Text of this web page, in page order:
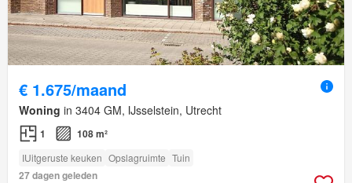
€ 1.675/maand
Woning in 3404 GM, IJsselstein, Utrecht
1 108 m²
IUitgeruste keuken Opslagruimte Tuin
27 dagen geleden